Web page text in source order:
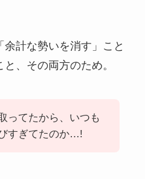
計な勢いを消す」こと
、その両方のため。
ってたから、いつも
すぎてたのか…!